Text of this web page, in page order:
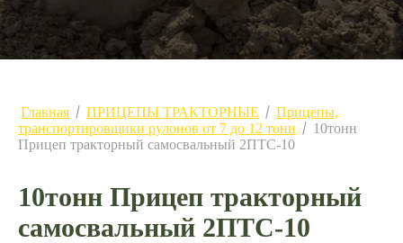
Главная / ПРИЦЕПЫ ТРАКТОРНЫЕ / Прицепы,
транспортировщики рулонов от 7 до 12 тонн / 10тонн
Прицеп тракторный самосвальный 2ПТС-10
10тонн Прицеп тракторный
самосвальный 2ПТС-10